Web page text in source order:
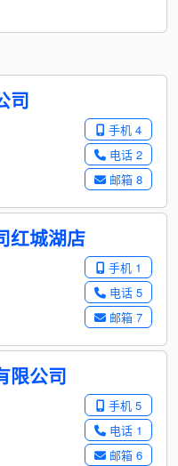
司
手机 4
电话 2
邮箱 8
红城湖店
手机 1
电话 5
邮箱 7
限公司
手机 5
电话 1
邮箱 6